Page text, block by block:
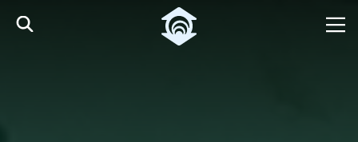
Pular para o Conteúdo principal